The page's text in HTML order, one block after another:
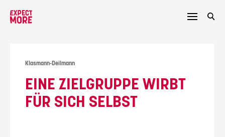
Klasmann-Deilmann
EINE ZIELGRUPPE WIRBT
FÜR SICH SELBST